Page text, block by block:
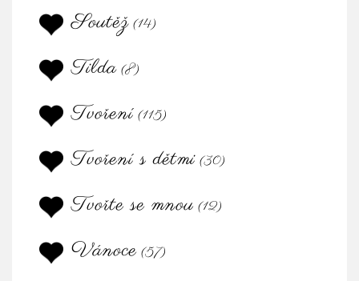
Soutěž (14)
Tilda (8)
Tvoření (115)
Tvoření s dětmi (30)
Tvořte se mnou (12)
Vánoce (57)